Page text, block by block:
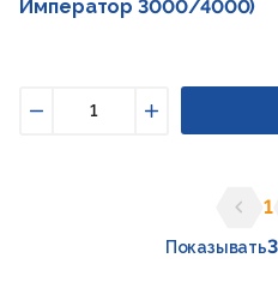
Император 3000/4000)
Увеличить
1
Показывать